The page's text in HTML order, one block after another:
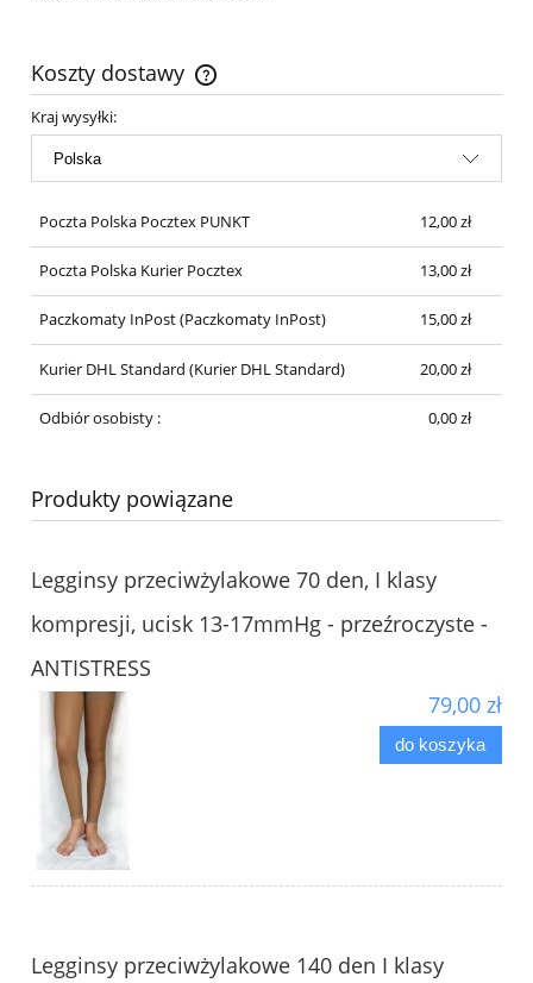
Koszty dostawy
Cena nie zawiera ewentualnych kosztów płatności
Kraj wysyłki:
Poczta Polska Pocztex PUNKT 12,00 zł
Poczta Polska Kurier Pocztex 13,00 zł
Paczkomaty InPost(Paczkomaty InPost) 15,00 zł
Kurier DHL Standard (Kurier DHL Standard) 20,00 zł
Odbiór osobisty : 0,00 zł
Produkty powiązane
Legginsy przeciwżylakowe 70 den, I klasy
kompresji, ucisk 13-17mmHg - przeźroczyste -
ANTISTRESS
79,00 zł
do koszyka
Legginsy przeciwżylakowe 140 den I klasy